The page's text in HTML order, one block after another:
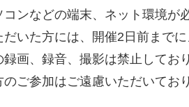
コンなどの端末、ネット環境が
だいた方には、開催2日前まで
録画、録音、撮影は禁止してお
のご参加はご遠慮いただいてお